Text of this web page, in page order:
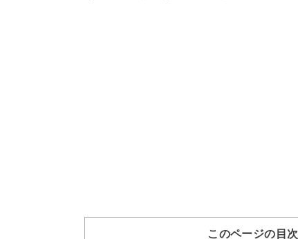
このページの目次